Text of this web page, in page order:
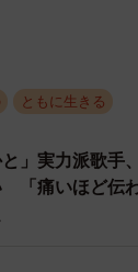
ともに生きる
と」実力派歌
「痛いほど伝